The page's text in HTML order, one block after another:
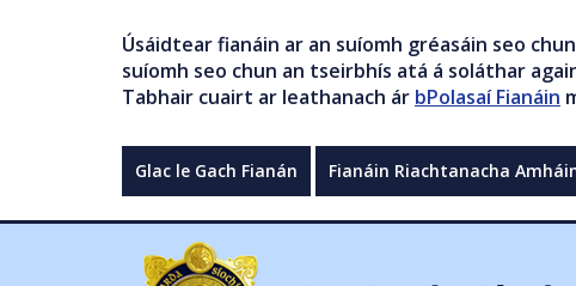
Úsáidtear fianáin ar an suíomh gréasáin seo
suíomh seo chun an tseirbhís atá á soláthar
Tabhair cuairt ar leathanach ár bPolasaí Fianáin
Glac le Gach Fianán Fianáin Riachtanacha